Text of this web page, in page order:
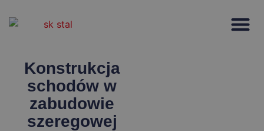
Konstrukcja
schodów w
zabudowie
szeregowej